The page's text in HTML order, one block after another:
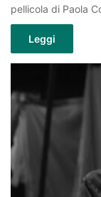
pellicola di Paola
Leggi